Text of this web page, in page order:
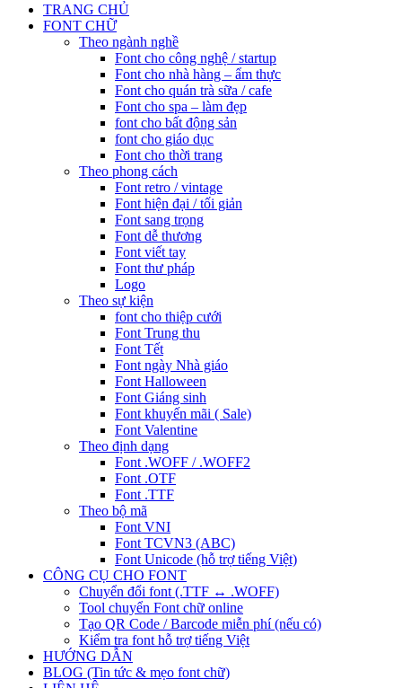
TRANG CHỦ
FONT CHỮ
Theo ngành nghề
Font cho công nghệ / startup
Font cho nhà hàng – ẩm thực
Font cho quán trà sữa / cafe
Font cho spa – làm đẹp
font cho bất động sản
font cho giáo dục
Font cho thời trang
Theo phong cách
Font retro / vintage
Font hiện đại / tối giản
Font sang trọng
Font dễ thương
Font viết tay
Font thư pháp
Logo
Theo sự kiện
font cho thiệp cưới
Font Trung thu
Font Tết
Font ngày Nhà giáo
Font Halloween
Font Giáng sinh
Font khuyến mãi ( Sale)
Font Valentine
Theo định dạng
Font .WOFF / .WOFF2
Font .OTF
Font .TTF
Theo bộ mã
Font VNI
Font TCVN3 (ABC)
Font Unicode (hỗ trợ tiếng Việt)
CÔNG CỤ CHO FONT
Chuyển đổi font (.TTF ↔ .WOFF)
Tool chuyển Font chữ online
Tạo QR Code / Barcode miễn phí (nếu có)
Kiểm tra font hỗ trợ tiếng Việt
HƯỚNG DẪN
BLOG (Tin tức & mẹo font chữ)